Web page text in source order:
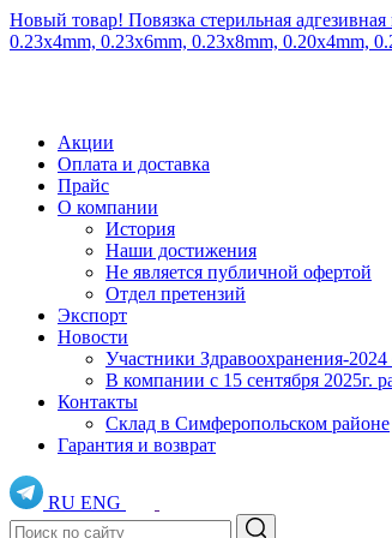
Новый товар! Повязка стерильная
0.23x4mm, 0.23x6mm, 0.23x8mm, 0.20x4mm,
Акции
Оплата и доставка
Прайс
О компании
История
Наши достижения
Не является публичной офертой
Отдел претензий
Экспорт
Новости
Участники Здравоохранения-
В компании с 15 сентября 2025г.
Контакты
Склад в Симферопольском районе
Гарантия и возврат
RU ENG